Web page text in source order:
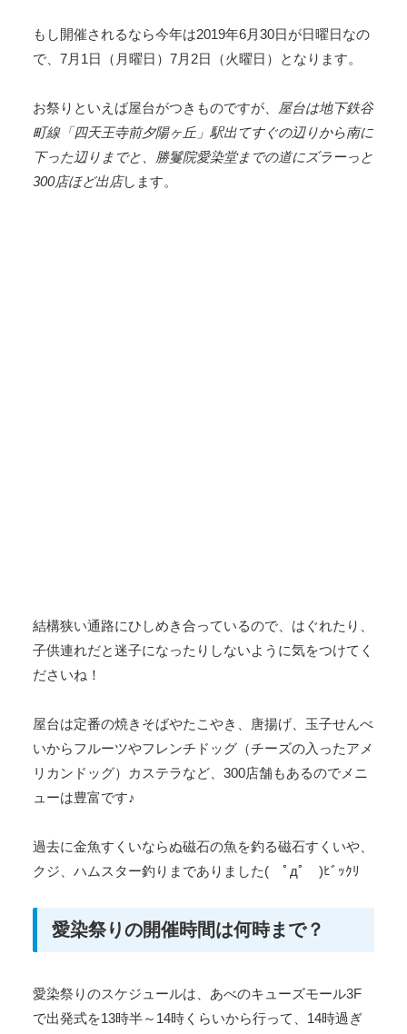
もし開催されるなら今年は2019年6月30日が日曜日なの
で、7月1日（月曜日）7月2日（火曜日）となります。
お祭りといえば屋台がつきものですが、
屋台は地下鉄谷
町線「四天王寺前夕陽ヶ丘」駅出てすぐの辺りから南に
下った辺りまでと、勝鬘院愛染堂までの道にズラーっと
300店ほど出店します。
結構狭い通路にひしめき合っているので、はぐれたり、
子供連れだと迷子になったりしないように気をつけてく
ださいね！
屋台は定番の焼きそばやたこやき、唐揚げ、玉子せんべ
いからフルーツやフレンチドッグ（チーズの入ったアメ
リカンドッグ）カステラなど、300店舗もあるのでメニ
ューは豊富です♪
過去に金魚すくいならぬ磁石の魚を釣る磁石すくいや、
クジ、ハムスター釣りまでありました( ﾟдﾟ )ﾋﾞｯｸﾘ
愛染祭りの開催時間は何時まで？
愛染祭りのスケジュールは、あべのキューズモール3F
で出発式を13時半～14時くらいから行って、14時過ぎ